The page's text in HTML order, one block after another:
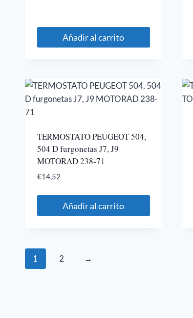
Añadir al carrito
TERMOSTATO PEUGEOT 504,
504 D furgonetas J7, J9
MOTORAD 238-71
€14,52
Añadir al carrito
1 2 →